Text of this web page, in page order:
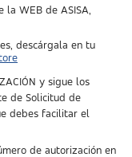
la WEB de ASISA,
descárgala en tu
y sigue los
de Solicitud de
debes facilitar el
de autorización en